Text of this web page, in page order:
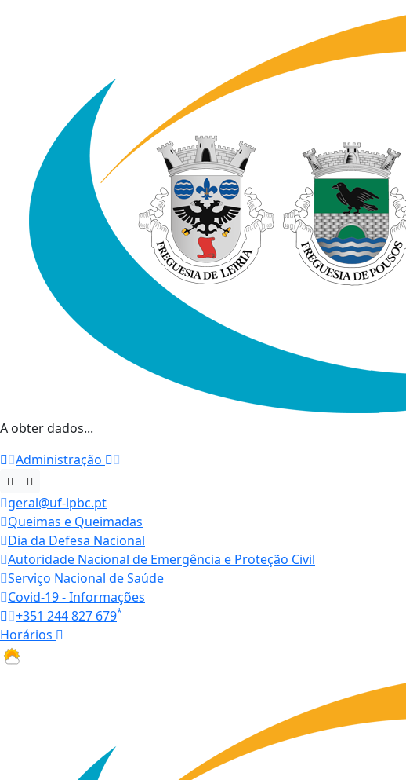
A obter dados...
Administração
geral@uf-lpbc.pt
Queimas e Queimadas
Dia da Defesa Nacional
Autoridade Nacional de Emergência e Proteção Civil
Serviço Nacional de Saúde
Covid-19 - Informações
+351 244 827 679*
Horários